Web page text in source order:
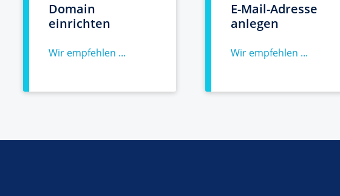
Domain
einrichten
Wir empfehlen ...
E-Mail-Adresse
anlegen
Wir empfehlen ...